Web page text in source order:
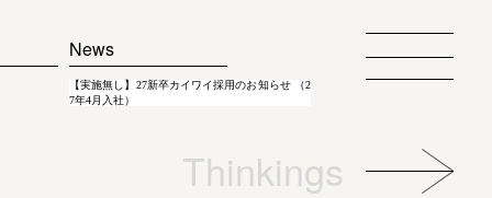
News
【実施無し】27新卒カイワイ採用のお知らせ （2
7年4月入社）
Thinkings